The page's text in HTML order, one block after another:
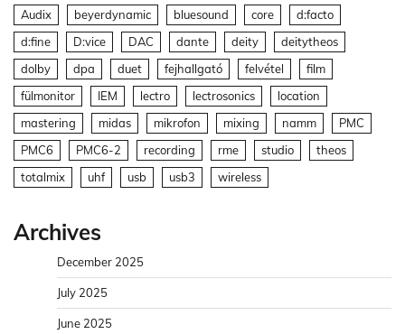
Audix
beyerdynamic bluesound core
d:facto
d:fine
D:vice DAC dante deity
deitytheos
dolby
dpa duet fejhallgató felvétel
film
fülmonitor
IEM lectro lectrosonics
location
mastering
midas mikrofon mixing namm
PMC
PMC6
PMC6-2 recording rme studio
theos
totalmix
uhf usb usb3 wireless
Archives
December 2025
July 2025
June 2025